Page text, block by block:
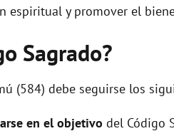
y promover el
Sagrado?
(584) debe seguirse los
en el objetivo del Código